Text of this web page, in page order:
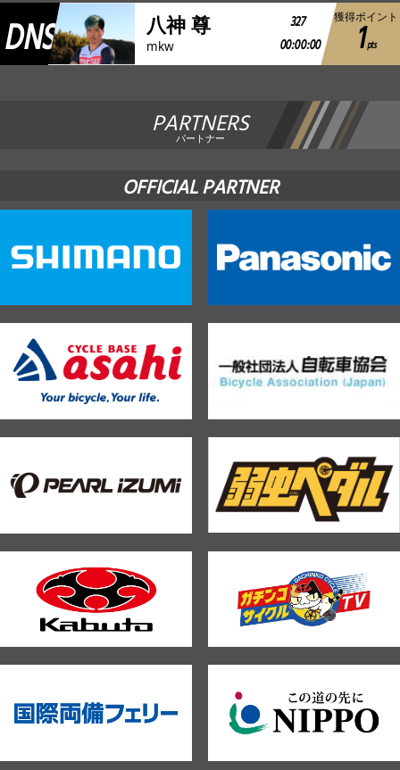
DNS 八神 尊
mkw
327
00:00:00
獲得ポイント
1pts
PARTNERS
パートナー
OFFICIAL PARTNER